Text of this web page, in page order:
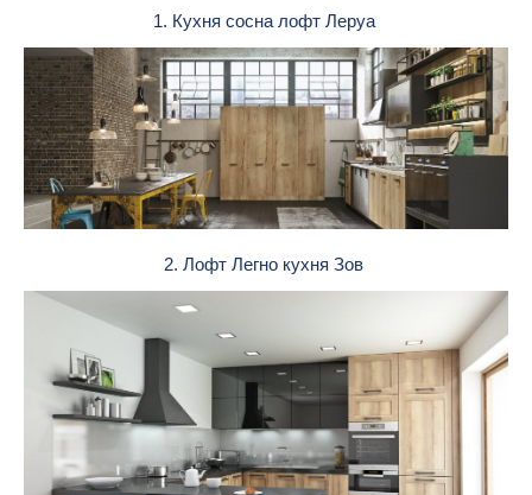
1. Кухня сосна лофт Леруа
2. Лофт Легно кухня Зов